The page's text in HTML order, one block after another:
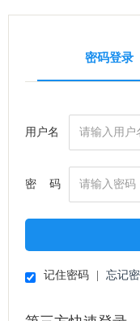
密码登录
用户名
密 码
记住密码 忘记